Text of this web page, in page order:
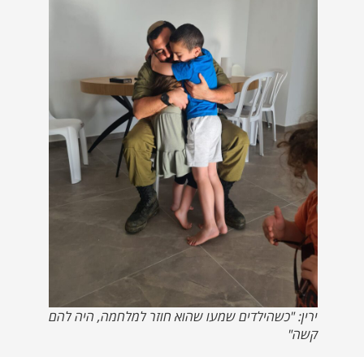
ירין: "כשהילדים שמעו שהוא חוזר למלחמה, היה להם
קשה"